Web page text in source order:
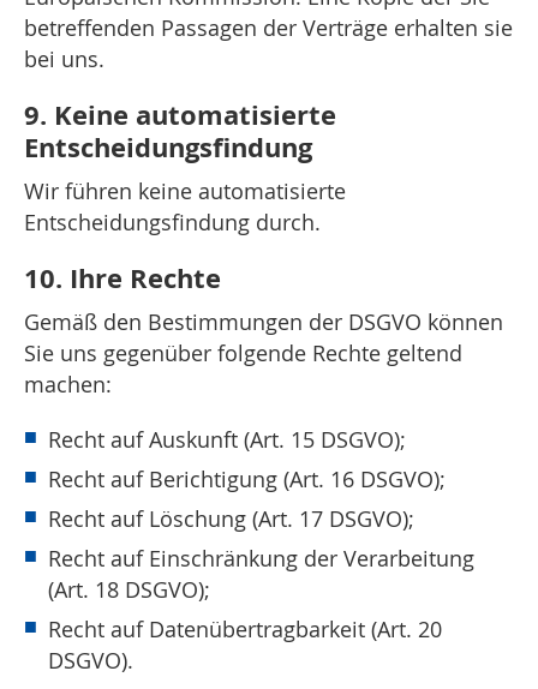
betreffenden Passagen der Verträge erhalten sie
bei uns.
9. Keine automatisierte
Entscheidungsfindung
Wir führen keine automatisierte
Entscheidungsfindung durch.
10. Ihre Rechte
Gemäß den Bestimmungen der DSGVO können
Sie uns gegenüber folgende Rechte geltend
machen:
Recht auf Auskunft (Art. 15 DSGVO);
Recht auf Berichtigung (Art. 16 DSGVO);
Recht auf Löschung (Art. 17 DSGVO);
Recht auf Einschränkung der Verarbeitung
(Art. 18 DSGVO);
Recht auf Datenübertragbarkeit (Art. 20
DSGVO).